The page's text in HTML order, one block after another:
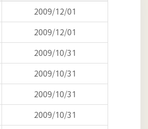
2009/12/01
2009/12/01
2009/10/31
2009/10/31
2009/10/31
2009/10/31